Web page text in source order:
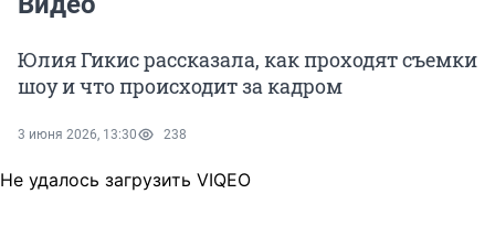
Юлия Гикис рассказала, как проходят съемки
шоу и что происходит за кадром
3 июня 2026, 13:30 238
Не удалось загрузить VIQEO